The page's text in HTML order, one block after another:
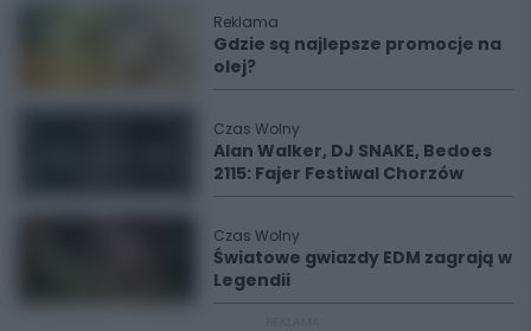
Reklama
Gdzie są najlepsze promocje na
olej?
Czas Wolny
Alan Walker, DJ SNAKE, Bedoes
2115: Fajer Festiwal Chorzów
Czas Wolny
Światowe gwiazdy EDM zagrają w
Legendii